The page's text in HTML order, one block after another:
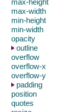
max-height
max-width
min-height
min-width
opacity
outline
overflow
overflow-x
overflow-y
padding
position
quotes